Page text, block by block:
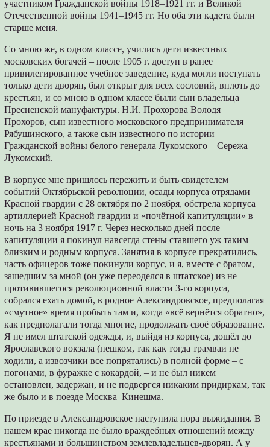
участником Гражданской войны 1918–1921 гг. и Великой
Отечественной войны 1941–1945 гг. Но оба эти кадета были
старше меня.
Со мною же, в одном классе, учились дети известных
московских богачей – после 1905 г. доступ в ранее
привилегированное учебное заведение, куда могли поступать
только дети дворян, был открыт для всех сословий, вплоть до
крестьян, и со мною в одном классе были сын владельца
Пресненской мануфактуры. Н.И. Прохорова Володя
Прохоров, сын известного московского предпринимателя
Рябушинского, а также сын известного по истории
Гражданской войны белого генерала Лукомского – Сережа
Лукомский.
В корпусе мне пришлось пережить и быть свидетелем
событий Октябрьской революции, осады корпуса отрядами
Красной гвардии с 28 октября по 2 ноября, обстрела корпуса
артиллерией Красной гвардии и «почётной капитуляции» в
ночь на 3 ноября 1917 г. Через несколько дней после
капитуляции я покинул навсегда стены ставшего уж таким
близким и родным корпуса. Занятия в корпусе прекратились,
часть офицеров тоже покинули корпус, и я, вместе с братом,
зашедшим за мной (он уже переоделся в штатское) из не
противившегося революционной власти 3-го корпуса,
собрался ехать домой, в родное Александровское, предполагая
«смутное» время пробыть там и, когда «всё вернётся обратно»,
как предполагали тогда многие, продолжать своё образование.
Я не имел штатской одежды, и, выйдя из корпуса, дошёл до
Ярославского вокзала (пешком, так как тогда трамваи не
ходили, а извозчики все попрятались) в полной форме – с
погонами, в фуражке с кокардой, – и не был никем
остановлен, задержан, и не подвергся никаким придиркам, так
же было и в поезде Москва–Кинешма.
По приезде в Александровское наступила пора выжидания. В
нашем крае никогда не было враждебных отношений между
крестьянами и большинством землевладельцев-дворян. А у